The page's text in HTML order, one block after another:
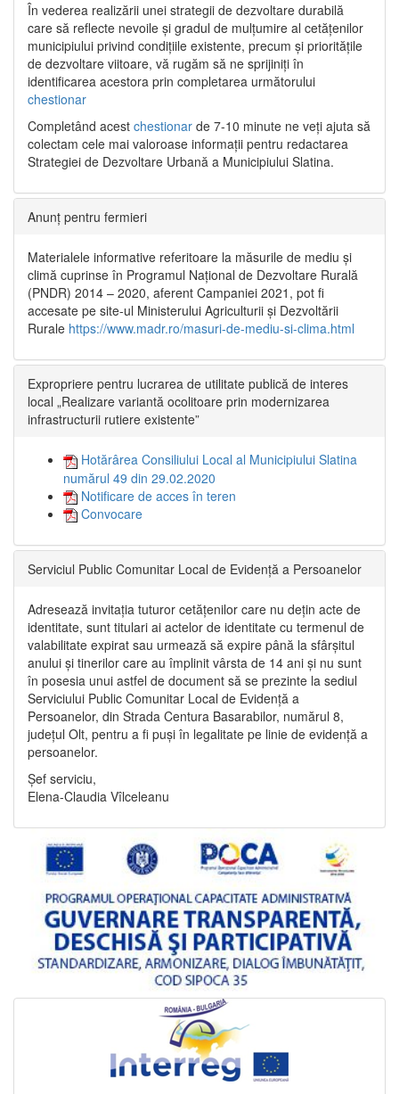
În vederea realizării unei strategii de dezvoltare durabilă
care să reflecte nevoile și gradul de mulțumire al cetățenilor
municipiului privind condițiile existente, precum și prioritățile
de dezvoltare viitoare, vă rugăm să ne sprijiniți în
identificarea acestora prin completarea următorului
chestionar
Completând acest chestionar de 7-10 minute ne veți ajuta să
colectam cele mai valoroase informații pentru redactarea
Strategiei de Dezvoltare Urbană a Municipiului Slatina.
Anunț pentru fermieri
Materialele informative referitoare la măsurile de mediu și
climă cuprinse în Programul Național de Dezvoltare Rurală
(PNDR) 2014 – 2020, aferent Campaniei 2021, pot fi
accesate pe site-ul Ministerului Agriculturii și Dezvoltării
Rurale https://www.madr.ro/masuri-de-mediu-si-clima.html
Expropriere pentru lucrarea de utilitate publică de interes
local „Realizare variantă ocolitoare prin modernizarea
infrastructurii rutiere existente”
Hotărârea Consiliului Local al Municipiului Slatina
numărul 49 din 29.02.2020
Notificare de acces în teren
Convocare
Serviciul Public Comunitar Local de Evidență a Persoanelor
Adresează invitația tuturor cetățenilor care nu dețin acte de
identitate, sunt titulari ai actelor de identitate cu termenul de
valabilitate expirat sau urmează să expire până la sfârșitul
anului și tinerilor care au împlinit vârsta de 14 ani și nu sunt
în posesia unui astfel de document să se prezinte la sediul
Serviciului Public Comunitar Local de Evidență a
Persoanelor, din Strada Centura Basarabilor, numărul 8,
județul Olt, pentru a fi puși în legalitate pe linie de evidență a
persoanelor.
Șef serviciu,
Elena-Claudia Vîlceleanu